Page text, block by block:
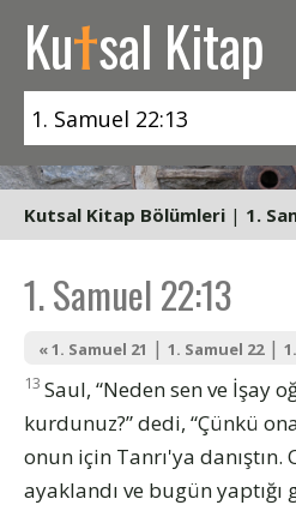
Kutsal Kitap
Kutsal Kitap Bölümleri | 1.
1. Samuel 22:13
« 1. Samuel 21 | 1. Samuel 22|
13 Saul, “Neden sen ve İşay
kurdunuz?” dedi, “Çünkü
onun için Tanrı'ya danıştın.
ayaklandı ve bugün